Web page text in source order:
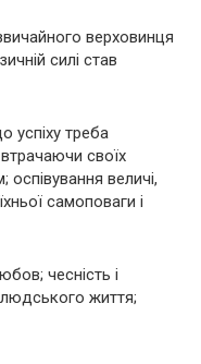
верховинця
силі став
успіху треба
своїх
величі,
самоповаги і
чесність і
людського життя;